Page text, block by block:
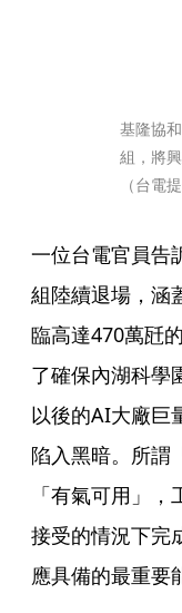
基隆協
組，將
（台電
一位台電官員告
組陸續退場，涵
臨高達470萬瓩
了確保內湖科學
以後的AI大廠巨
陷入黑暗。所謂
「有氣可用」
接受的情況下完
應具備的最重要